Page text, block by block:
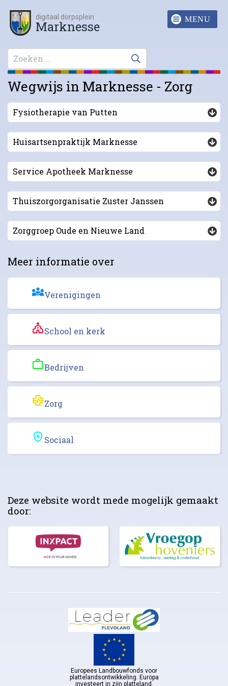
digitaal dorpsplein
Marknesse
Wegwijs in Marknesse - Zorg
Fysiotherapie van Putten
Huisartsenpraktijk Marknesse
Service Apotheek Marknesse
Thuiszorgorganisatie Zuster Janssen
Zorggroep Oude en Nieuwe Land
Meer informatie over
Verenigingen
School en kerk
Bedrijven
Zorg
Sociaal
Deze website wordt mede mogelijk gemaakt
door:
Europees Landbouwfonds voor
plattelandsontwikkeling. Europa
investeert in zijn platteland.